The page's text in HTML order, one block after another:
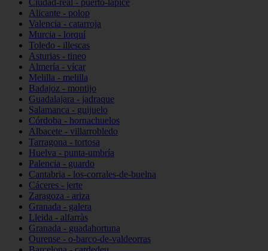
Ciudad-real - puerto-lápice
Alicante - polop
Valencia - catarroja
Murcia - lorquí
Toledo - illescas
Asturias - tineo
Almería - vícar
Melilla - melilla
Badajoz - montijo
Guadalajara - jadraque
Salamanca - guijuelo
Córdoba - hornachuelos
Albacete - villarrobledo
Tarragona - tortosa
Huelva - punta-umbría
Palencia - guardo
Cantabria - los-corrales-de-buelna
Cáceres - jerte
Zaragoza - ariza
Granada - galera
Lleida - alfarràs
Granada - guadahortuna
Ourense - o-barco-de-valdeorras